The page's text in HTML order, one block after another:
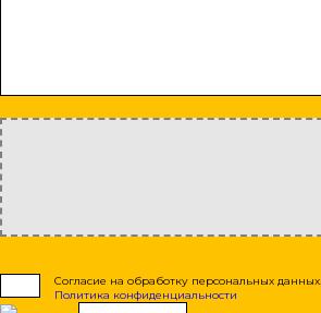
Согласие на обработку персональных данных.
Политика конфиденциальности